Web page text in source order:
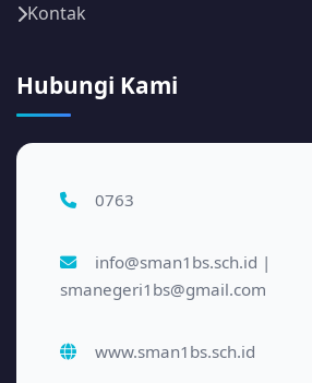
Kontak
Hubungi Kami
0763
info@sman1bs.sch.id |
smanegeri1bs@gmail.com
www.sman1bs.sch.id